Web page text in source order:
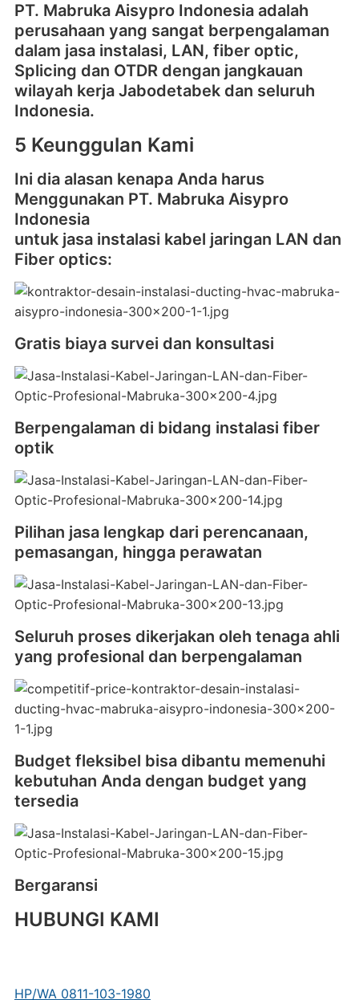
PT. Mabruka Aisypro Indonesia adalah
perusahaan yang sangat berpengalaman
dalam jasa instalasi, LAN, fiber optic,
Splicing dan OTDR dengan jangkauan
wilayah kerja Jabodetabek dan seluruh
Indonesia.
5 Keunggulan Kami
Ini dia alasan kenapa Anda harus
Menggunakan PT. Mabruka Aisypro
Indonesia
untuk jasa instalasi kabel jaringan LAN dan
Fiber optics:
Gratis biaya survei dan konsultasi
Berpengalaman di bidang instalasi fiber
optik
Pilihan jasa lengkap dari perencanaan,
pemasangan, hingga perawatan
Seluruh proses dikerjakan oleh tenaga ahli
yang profesional dan berpengalaman
Budget fleksibel bisa dibantu memenuhi
kebutuhan Anda dengan budget yang
tersedia
Bergaransi
HUBUNGI KAMI
HP/WA 0811-103-1980